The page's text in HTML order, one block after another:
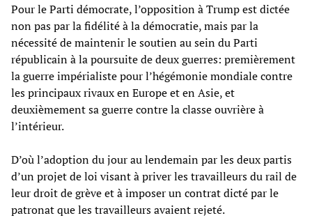
Pour le Parti démocrate, l’opposition à Trump est dictée
non pas par la fidélité à la démocratie, mais par la
nécessité de maintenir le soutien au sein du Parti
républicain à la poursuite de deux guerres: premièrement
la guerre impérialiste pour l’hégémonie mondiale contre
les principaux rivaux en Europe et en Asie, et
deuxièmement sa guerre contre la classe ouvrière à
l’intérieur.
D’où l’adoption du jour au lendemain par les deux partis
d’un projet de loi visant à priver les travailleurs du rail de
leur droit de grève et à imposer un contrat dicté par le
patronat que les travailleurs avaient rejeté.